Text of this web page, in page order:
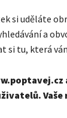
si uděláte
a
si tu, která
w.poptavej.cz
Vaše